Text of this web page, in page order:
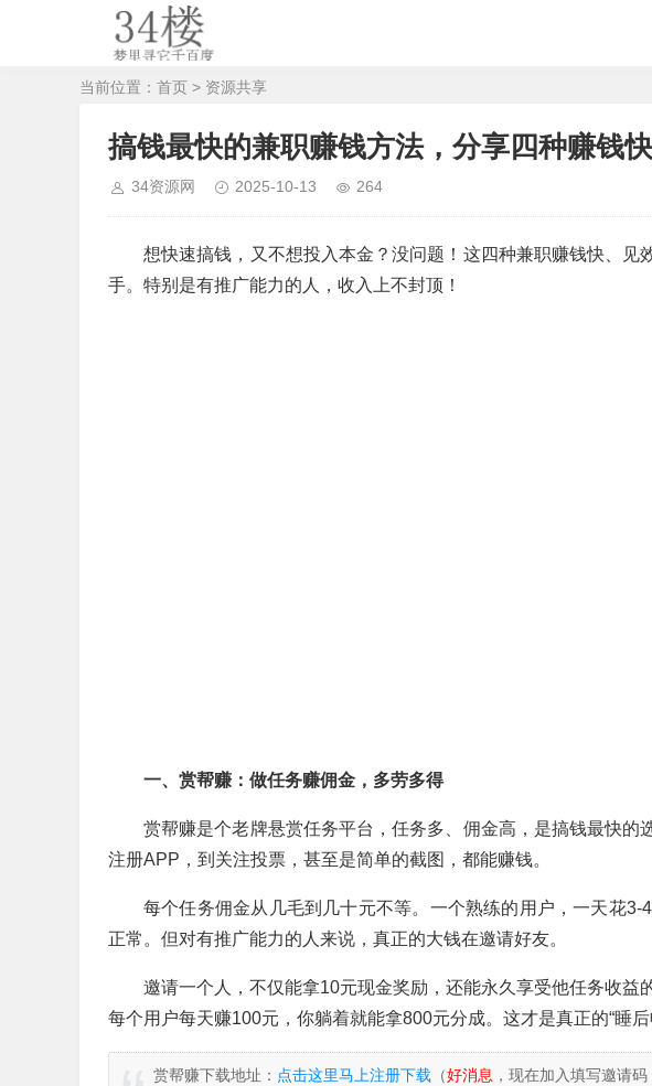
当前位置： 首页 > 资源共享
搞钱最快的兼职赚钱方法，分享四种赚钱
34资源网 2025-10-13 264
想快速搞钱，又不想投入本金？没问题！这四种兼职赚钱快、见
手。特别是有推广能力的人，收入上不封顶！
一、赏帮赚：做任务赚佣金，多劳多得
赏帮赚是个老牌悬赏任务平台，任务多、佣金高，是搞钱最快的
注册APP，到关注投票，甚至是简单的截图，都能赚钱。
每个任务佣金从几毛到几十元不等。一个熟练的用户，一天花
正常。但对有推广能力的人来说，真正的大钱在邀请好友。
邀请一个人，不仅能拿10元现金奖励，还能永久享受他任务收益
每个用户每天赚100元，你躺着就能拿800元分成。这才是真正的“睡后
赏帮赚下载地址： 点击这里马上注册下载 （好消息 ，现在加入填写邀请码